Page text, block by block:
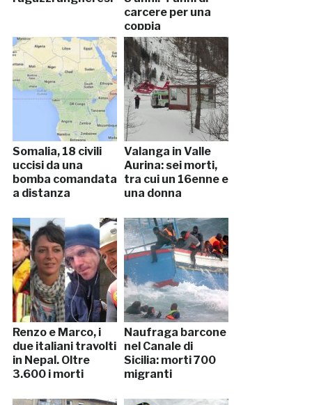
carcere per una
coppia
Somalia, 18 civili
uccisi da una
bomba comandata
a distanza
Valanga in Valle
Aurina: sei morti,
tra cui un 16enne e
una donna
Renzo e Marco, i
due italiani travolti
in Nepal. Oltre
3.600 i morti
Naufraga barcone
nel Canale di
Sicilia: morti 700
migranti